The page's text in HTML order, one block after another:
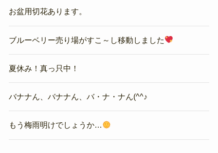
お盆用切花あります。
ブルーベリー売り場がすこ～し移動しました
夏休み！真っ只中！
バナナん、バナナん、バ・ナ・ナん(^^♪
もう梅雨明けでしょうか…